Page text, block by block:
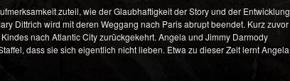
zuteil, wie der Glaubhaftigkeit der Story und der Entwicklung
Dittrich wird mit deren Weggang nach Paris abrupt beendet. Kurz zuvor
nach Atlantic City zurückgekehrt. Angela und Jimmy Darmody
dass sie sich eigentlich nicht lieben. Etwa zu dieser Zeit lernt Angela